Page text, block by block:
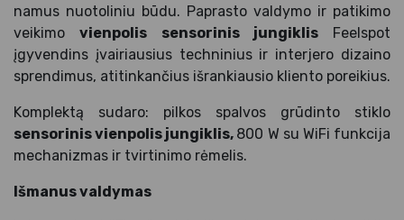
namus nuotoliniu būdu. Paprasto valdymo ir patikimo
veikimovienpolis sensorinis jungiklisFeelspot
įgyvendins įvairiausius techninius ir interjero dizaino
sprendimus, atitinkančius išrankiausio kliento poreikius.
Komplektą sudaro: pilkos spalvos grūdinto stiklo
sensorinis vienpolis jungiklis, 800 W su WiFi funkcija
mechanizmas ir tvirtinimo rėmelis.
Išmanus valdymas